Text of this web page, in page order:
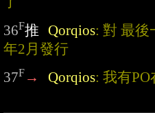
36F推 Qorqios: 對 最後
年2月發行
37F → Qorqios: 我有PO